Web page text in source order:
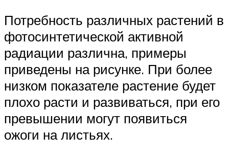
Потребность различных растений в
фотосинтетической активной
радиации различна, примеры
приведены на рисунке. При более
низком показателе растение будет
плохо расти и развиваться, при его
превышении могут появиться
ожоги на листьях.